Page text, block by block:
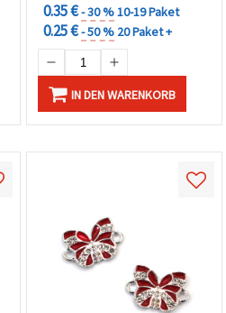
0.35 €- 30 %10-19 Paket
0.25 €- 50 % 20 Paket +
IN DEN WARENKORB